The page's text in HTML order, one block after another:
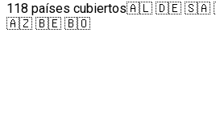
118 países cubiertos🇦🇱 🇩🇪 🇸🇦
🇦🇿 🇧🇪 🇧🇴